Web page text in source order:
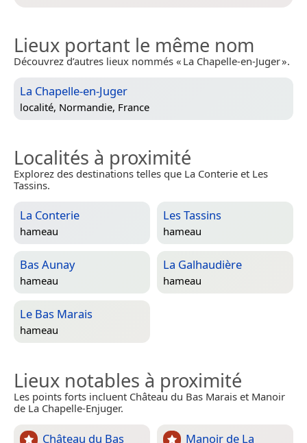
Lieux portant le même nom
Découvrez d’autres lieux nommés « La Chapelle-en-Juger ».
La Chapelle-en-Juger
localité, Normandie, France
Localités à proximité
Explorez des destinations telles que La Conterie et Les
Tassins.
La Conterie
hameau
Les Tassins
hameau
Bas Aunay
hameau
La Galhaudière
hameau
Le Bas Marais
hameau
Lieux notables à proximité
Les points forts incluent Château du Bas Marais et Manoir
de La Chapelle-Enjuger.
Château du Bas
Manoir de La